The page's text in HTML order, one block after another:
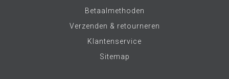
Betaalmethoden
Verzenden & retourneren
Klantenservice
Sitemap